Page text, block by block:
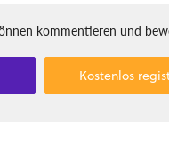
kommentieren und
Kostenlos